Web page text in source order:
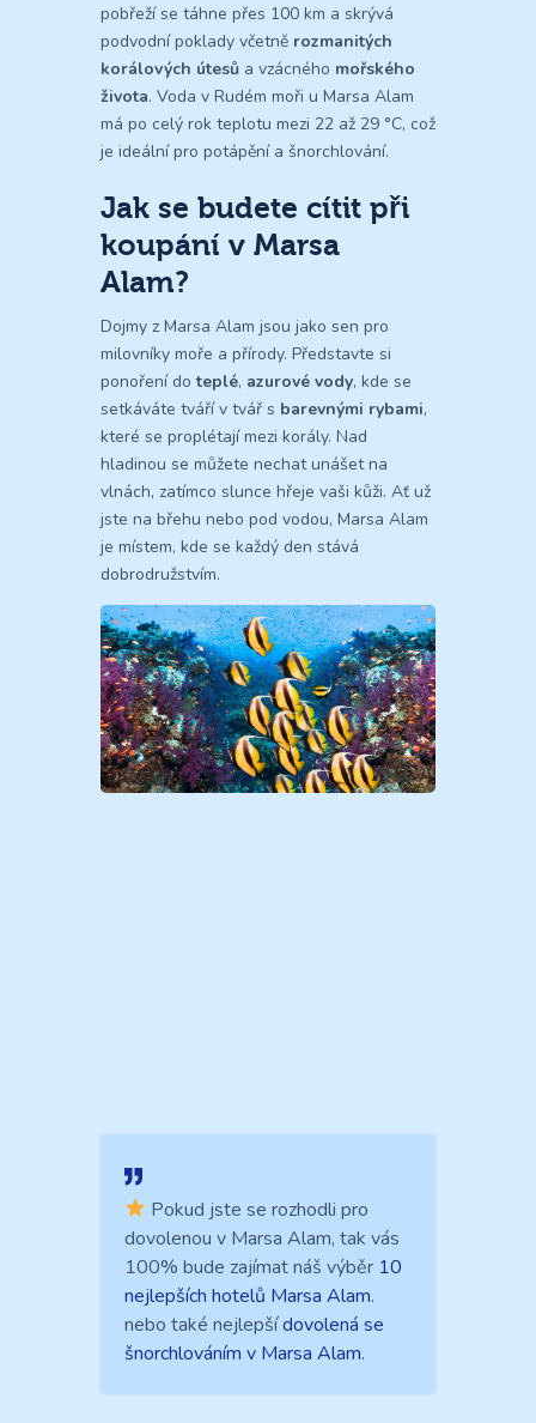
pobřeží se táhne přes 100 km a skrývá
podvodní poklady včetně rozmanitých
korálových útesů a vzácného mořského
života. Voda v Rudém moři u Marsa Alam
má po celý rok teplotu mezi 22 až 29 °C, což
je ideální pro potápění a šnorchlování.
Jak se budete cítit při
koupání v Marsa
Alam?
Dojmy z Marsa Alam jsou jako sen pro
milovníky moře a přírody. Představte si
ponoření doteplé, azurové vody, kde se
setkáváte tváří v tvář s barevnými rybami,
které se proplétají mezi korály. Nad
hladinou se můžete nechat unášet na
vlnách, zatímco slunce hřeje vaši kůži. Ať už
jste na břehu nebo pod vodou, Marsa Alam
je místem, kde se každý den stává
dobrodružstvím.
Pokud jste se rozhodli pro
dovolenou v Marsa Alam, tak vás
100% bude zajímat náš výběr 10
nejlepších hotelů Marsa Alam.
nebo také nejlepšídovolená se
šnorchlováním v Marsa Alam.